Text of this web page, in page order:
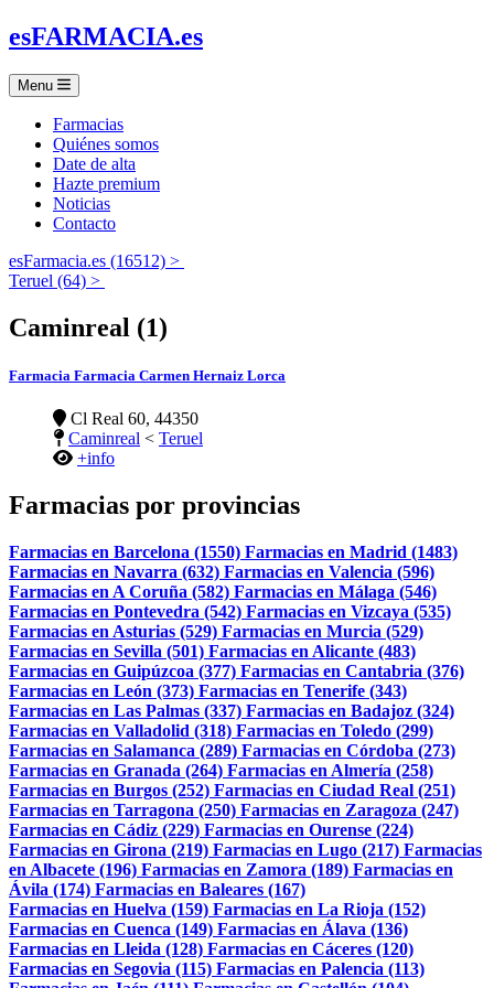
esFARMACIA.es
Menu
Farmacias
Quiénes somos
Date de alta
Hazte premium
Noticias
Contacto
esFarmacia.es (16512) >
Teruel (64) >
Caminreal (1)
Farmacia Farmacia Carmen Hernaiz Lorca
Cl Real 60, 44350
Caminreal < Teruel
+info
Farmacias por provincias
Farmacias en Barcelona (1550) Farmacias en Madrid (1483)
Farmacias en Navarra (632) Farmacias en Valencia (596)
Farmacias en A Coruña (582) Farmacias en Málaga (546)
Farmacias en Pontevedra (542) Farmacias en Vizcaya (535)
Farmacias en Asturias (529) Farmacias en Murcia (529)
Farmacias en Sevilla (501) Farmacias en Alicante (483)
Farmacias en Guipúzcoa (377) Farmacias en Cantabria (376)
Farmacias en León (373) Farmacias en Tenerife (343)
Farmacias en Las Palmas (337) Farmacias en Badajoz (324)
Farmacias en Valladolid (318) Farmacias en Toledo (299)
Farmacias en Salamanca (289) Farmacias en Córdoba (273)
Farmacias en Granada (264) Farmacias en Almería (258)
Farmacias en Burgos (252) Farmacias en Ciudad Real (251)
Farmacias en Tarragona (250) Farmacias en Zaragoza (247)
Farmacias en Cádiz (229) Farmacias en Ourense (224)
Farmacias en Girona (219) Farmacias en Lugo (217) Farmacias
en Albacete (196) Farmacias en Zamora (189) Farmacias en
Ávila (174) Farmacias en Baleares (167)
Farmacias en Huelva (159) Farmacias en La Rioja (152)
Farmacias en Cuenca (149) Farmacias en Álava (136)
Farmacias en Lleida (128) Farmacias en Cáceres (120)
Farmacias en Segovia (115) Farmacias en Palencia (113)